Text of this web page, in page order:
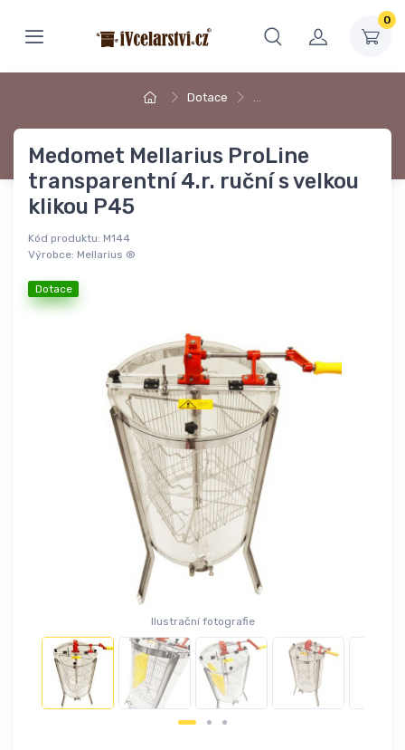
0
Dotace …
Medomet Mellarius ProLine
transparentní 4.r. ruční s velkou
klikou P45
Kód produktu: M144
Výrobce: Mellarius ®
Dotace
Ilustrační fotografie